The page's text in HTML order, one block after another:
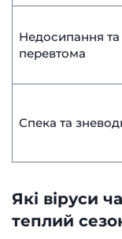
Недосипання та
перевтома
Спека та
Які віруси
теплий